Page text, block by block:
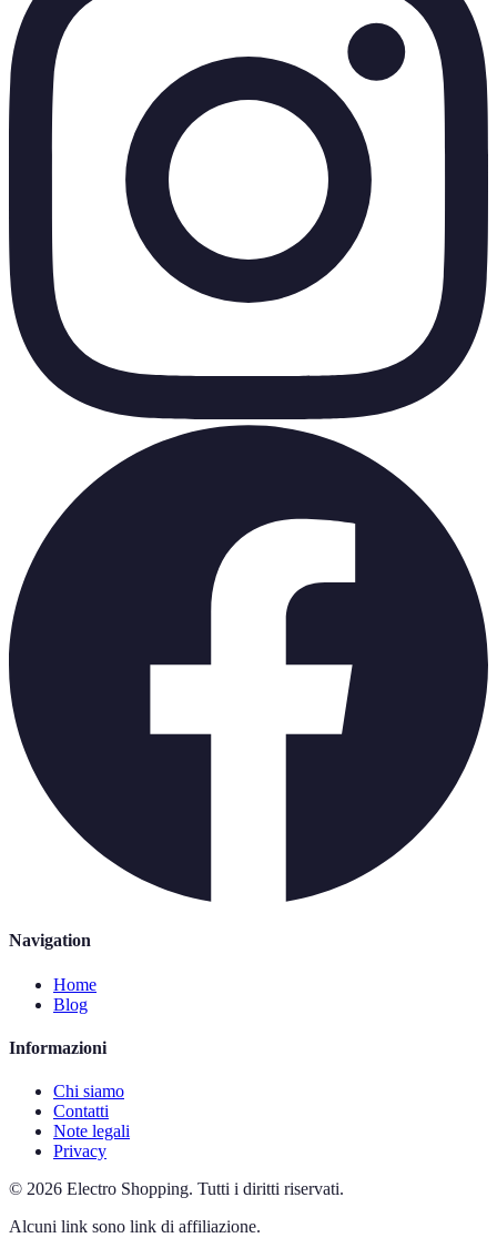
Navigation
Home
Blog
Informazioni
Chi siamo
Contatti
Note legali
Privacy
© 2026 Electro Shopping. Tutti i diritti riservati.
Alcuni link sono link di affiliazione.